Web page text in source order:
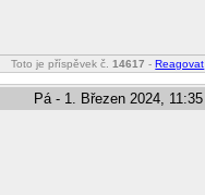
Toto je příspěvek č.14617 - Reagovat
Pá - 1. Březen 2024, 11:35